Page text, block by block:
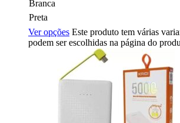
Branca
Preta
Ver opções Este produto tem várias
podem ser escolhidas na página do